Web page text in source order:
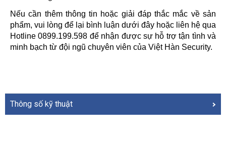
Nếu cần thêm thông tin hoặc giải đáp thắc mắc về sản
phẩm, vui lòng để lại bình luận dưới đây hoặc liên hệ qua
Hotline 0899.199.598 để nhận được sự hỗ trợ tận tình và
minh bạch từ đội ngũ chuyên viên của Việt Hàn Security.
Thông số kỹ thuật